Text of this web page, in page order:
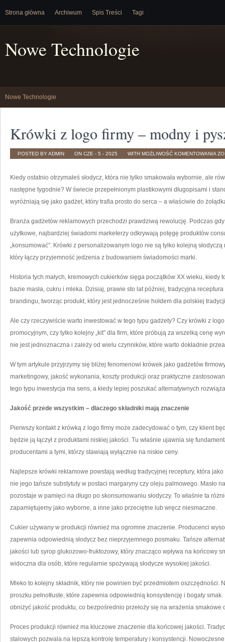
Strona główna Archiwum Spis Treści Tagi
Nowe Technologie
Nowe Technologie
Krówki z logo firmy – modny i
POSTED BY ADMIN ON CZE - 5 - 2025 WITH MOŻLIWOŚĆ KOMENTOWANIA
Z
–
Kiedy ostatnio otrzymałeś słodycz, która nie tylko smakowała wybornie, ale
następne tygodnie? W świecie przepełnionym plastikowymi długopisami i
wyróżniają się jako gadżet, który trafia prosto do serca – a właściwie do
Branża gadżetów reklamowych przechodzi prawdziwą rewolucję. Podczas
użytkowe, najbardziej świadomi marketerzy odkrywają potęgę produktów
„konsumować”. Krówki z personalizowanym logo nie są tylko kolejną
który łączy przyjemność jedzenia z budowaniem świadomości marki.
Historia tych małych, kremowych cukierków sięga początków XX wieku,
bazie masła, cukru i mleka. Dzisiaj, prawie sto lat później, tradycyjna
brandingu, tworząc produkt, który jest jednocześnie hołdem dla polskiej
Ale czy rzeczywiście warto inwestować w tego typu gadżety? Czy krówki z
promocyjnym, czy tylko kolejny „kit” dla firm, które próbują za wszelką cenę
nie jest jednoznaczna i zależy od wielu czynników, które warto dokładnie
W tym artykule przyjrzymy się bliżej fenomenowi krówek jako gadżetów
marketingowy, jakość wykonania, koszty produkcji oraz praktyczne
tego typu inwestycja ma sens, a kiedy lepiej poszukać alternatywnych
Jakość przede wszystkim – dlaczego składniki mają znaczenie
Pierwszy kontakt z krówką z logo firmy może zadecydować o tym, czy klient
będzie ją łączył z produktami niskiej jakości. Tu właśnie ujawnia się
producentami a tymi, którzy stawiają wyłącznie na niskie ceny.
Najlepsze krówki reklamowe powstają według tradycyjnej receptury, która
nie jego tańsze substytuty w postaci margaryny czy oleju palmowego. Masło
pozostaje w pamięci na długo po skonsumowaniu słodyczy. To właśnie ta
zapamiętujemy jako wyborne, a inne jako przeciętne lub wręcz niesmaczne.
Cukier używany w produkcji również ma ogromne znaczenie. Producenci
zapewnia odpowiednią słodycz bez nieprzyjemnego posmaku. Tańsze
jakości lub syrop glukozowo-fruktozowy, który znacząco wpływa na końcowy
widoczna dla osób, które regularnie spożywają słodycze wysokiej jakości.
Mleko to kolejny składnik, który nie powinien być przedmiotem oszczędności.
proszku pełnotłuste, które zapewnia odpowiednią konsystencję i bogaty
obniżyć jakość produktu, co bezpośrednio przełoży się na wrażenia
Proces produkcji również ma kluczowe znaczenie dla końcowej jakości.
stalowych pozwala na lepszą kontrolę temperatury i konsystencji.